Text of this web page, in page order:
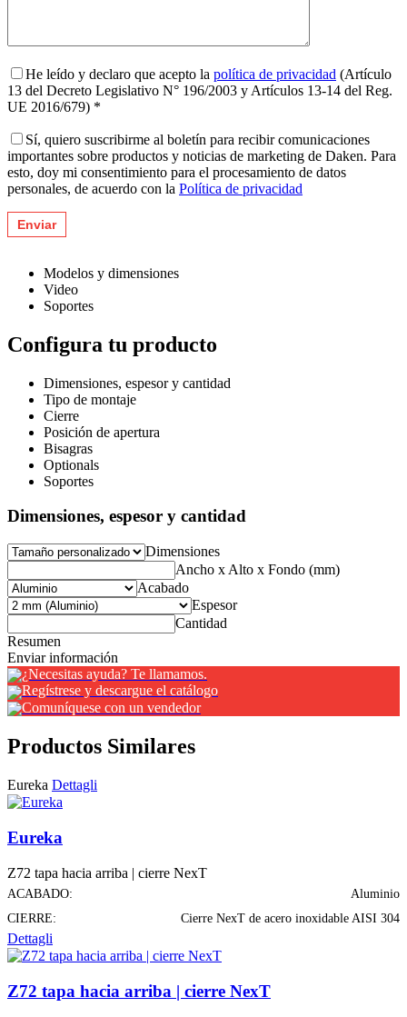
He leído y declaro que acepto la política de privacidad (Artículo
13 del Decreto Legislativo N° 196/2003 y Artículos 13-14 del Reg.
UE 2016/679) *
Sí, quiero suscribirme al boletín para recibir comunicaciones
importantes sobre productos y noticias de marketing de Daken. Para
esto, doy mi consentimiento para el procesamiento de datos
personales, de acuerdo con la Política de privacidad
Modelos y dimensiones
Video
Soportes
Configura tu producto
Dimensiones, espesor y cantidad
Tipo de montaje
Cierre
Posición de apertura
Bisagras
Optionals
Soportes
Dimensiones, espesor y cantidad
Dimensiones
Ancho x Alto x Fondo (mm)
Acabado
Espesor
Cantidad
Resumen
Enviar información
¿Necesitas ayuda? Te llamamos.
Regístrese y descargue el catálogo
Comuníquese con un vendedor
Productos Similares
Eureka Dettagli
Eureka
Z72 tapa hacia arriba | cierre NexT
ACABADO:
Aluminio
CIERRE:
Cierre NexT de acero inoxidable AISI 304
Dettagli
Z72 tapa hacia arriba | cierre NexT